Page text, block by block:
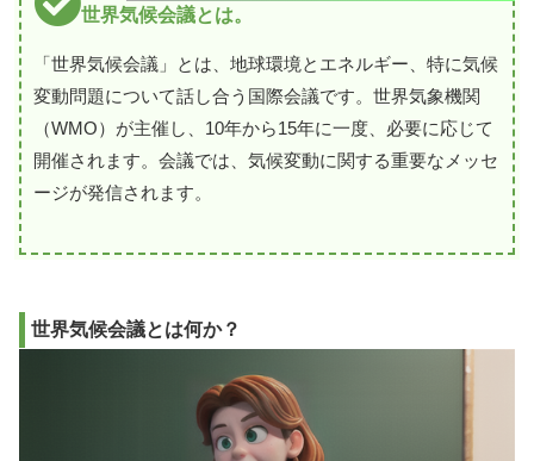
世界気候会議とは。
「世界気候会議」とは、地球環境とエネルギー、特に気候
変動問題について話し合う国際会議です。世界気象機関
（WMO）が主催し、10年から15年に一度、必要に応じて
開催されます。会議では、気候変動に関する重要なメッセ
ージが発信されます。
世界気候会議とは何か？